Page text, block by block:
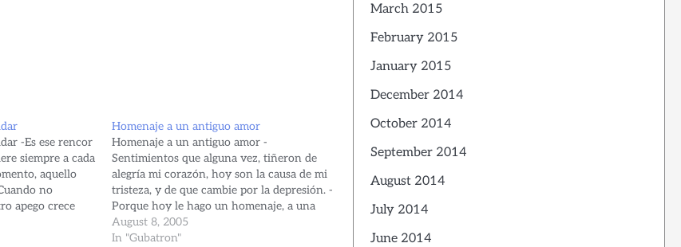
-Es ese rencor
siempre a cada
aquello
no
apego crece
siempre
Homenaje a un antiguo amor
Homenaje a un antiguo amor -
Sentimientos que alguna vez, tiñeron de
alegría mi corazón, hoy son la causa de mi
tristeza, y de que cambie por la depresión. -
Porque hoy le hago un homenaje, a una
persona que mi vida cambió, y que por
causa de un impulsivo acto, en…
August 8, 2005
In "Gubatron"
March 2015
February 2015
January 2015
December 2014
October 2014
September 2014
August 2014
July 2014
June 2014